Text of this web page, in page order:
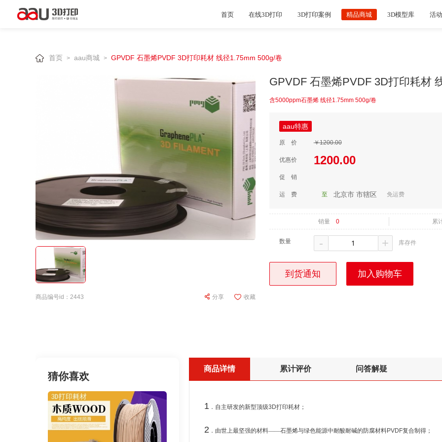
首页 在线3D打印 3D打印案例 精品商城 3D模型库 活
首页 > aau商城 > GPVDF 石墨烯PVDF 3D打印耗材 线径1.75mm 500g/卷
商品编号id：2443 分享 收藏
GPVDF 石墨烯PVDF 3D打印耗材
含5000ppm石墨烯 线径1.75mm 500g/卷
aau特惠
原 价 ￥1200.00
优惠价 1200.00
促 销
运 费 至 北京市 市辖区 免运费
销量 0 累
数量 - + 库存件
到货通知 加入购物车
猜你喜欢
商品详情 累计评价 问答解疑
1 ． 自主研发的新型顶级3D打印耗材 ；
2 ． 由世上最坚强的材料——石墨烯与绿色能源中耐酸耐碱的防腐材料PVDF复合制得 ；